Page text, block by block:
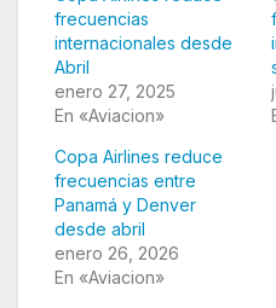
frecuencias
internacionales desde
Abril
enero 27, 2025
En «Aviacion»
Copa Airlines reduce
frecuencias entre
Panamá y Denver
desde abril
enero 26, 2026
En «Aviacion»